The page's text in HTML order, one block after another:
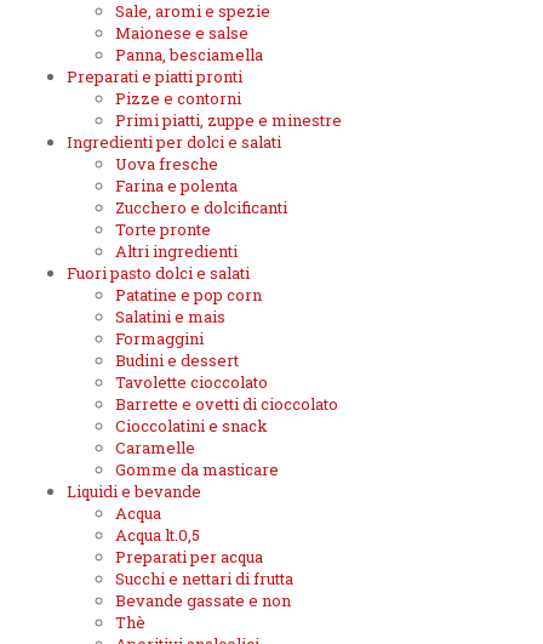
Sale, aromi e spezie
Maionese e salse
Panna, besciamella
Preparati e piatti pronti
Pizze e contorni
Primi piatti, zuppe e minestre
Ingredienti per dolci e salati
Uova fresche
Farina e polenta
Zucchero e dolcificanti
Torte pronte
Altri ingredienti
Fuori pasto dolci e salati
Patatine e pop corn
Salatini e mais
Formaggini
Budini e dessert
Tavolette cioccolato
Barrette e ovetti di cioccolato
Cioccolatini e snack
Caramelle
Gomme da masticare
Liquidi e bevande
Acqua
Acqua lt.0,5
Preparati per acqua
Succhi e nettari di frutta
Bevande gassate e non
Thè